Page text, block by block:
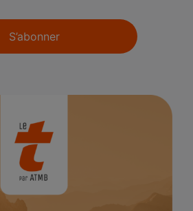
S’abonner